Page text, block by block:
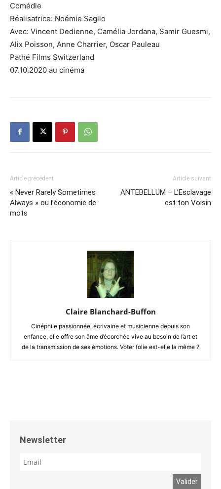
Comédie
Réalisatrice: Noémie Saglio
Avec: Vincent Dedienne, Camélia Jordana, Samir Guesmi,
Alix Poisson, Anne Charrier, Oscar Pauleau
Pathé Films Switzerland
07.10.2020 au cinéma
Article précédent
« Never Rarely Sometimes
Always » ou l’économie de
mots
Article suivant
ANTEBELLUM – L’Esclavage
est ton Voisin
Claire Blanchard-Buffon
Cinéphile passionnée, écrivaine et musicienne depuis son
enfance, elle offre son âme d’écorchée vive au besoin de l’art et
de la transmission de ses émotions. Voter folie est-elle la même ?
Newsletter